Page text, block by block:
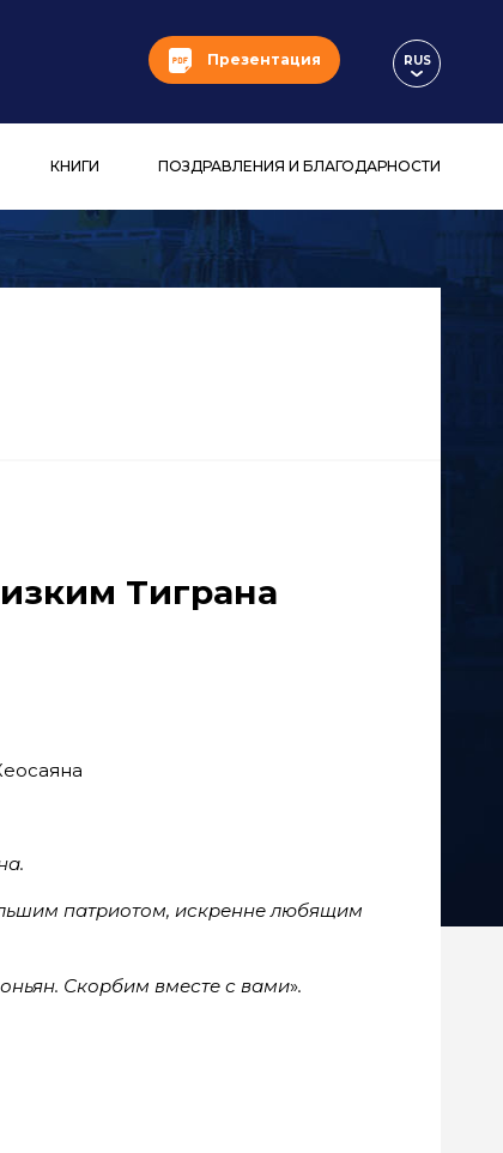
Презентация RUS
КНИГИ ПОЗДРАВЛЕНИЯ И БЛАГОДАРНОСТИ
Тиграна
патриотом, искренне любящим
Скорбим вместе с вами».